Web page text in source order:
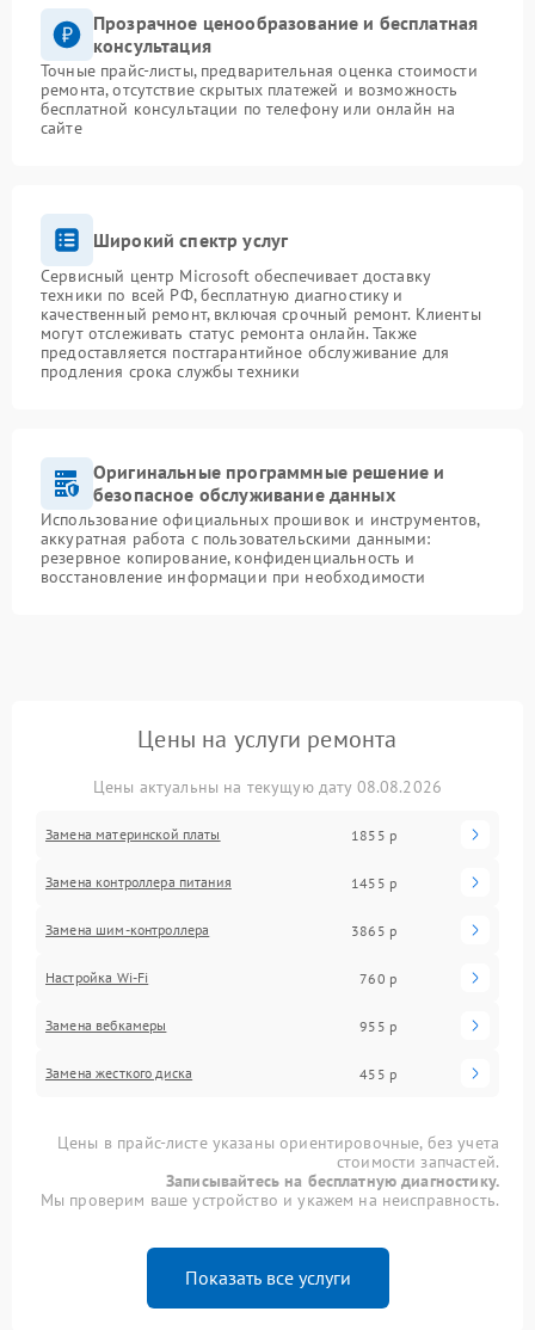
Прозрачное ценообразование и бесплатная
консультация
Точные прайс-листы, предварительная оценка стоимости
ремонта, отсутствие скрытых платежей и возможность
бесплатной консультации по телефону или онлайн на
сайте
Широкий спектр услуг
Сервисный центр Microsoft обеспечивает доставку
техники по всей РФ, бесплатную диагностику и
качественный ремонт, включая срочный ремонт. Клиенты
могут отслеживать статус ремонта онлайн. Также
предоставляется постгарантийное обслуживание для
продления срока службы техники
Оригинальные программные решение и
безопасное обслуживание данных
Использование официальных прошивок и инструментов,
аккуратная работа с пользовательскими данными:
резервное копирование, конфиденциальность и
восстановление информации при необходимости
Цены на услуги ремонта
Цены актуальны на текущую дату 08.08.2026
Замена материнской платы 1855 р
Замена контроллера питания 1455 р
Замена шим-контроллера 3865 р
Настройка Wi-Fi 760 р
Замена вебкамеры 955 р
Замена жесткого диска 455 р
Цены в прайс-листе указаны ориентировочные, без учета
стоимости запчастей.
Записывайтесь на бесплатную диагностику.
Мы проверим ваше устройство и укажем на неисправность.
Показать все услуги